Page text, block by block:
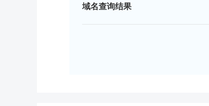
域名查询结果